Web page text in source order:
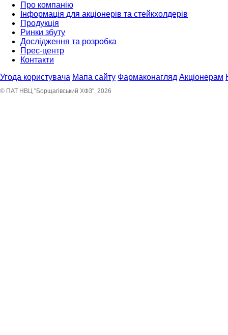
Про компанію
Інформація для акціонерів та стейкхолдерів
Продукція
Ринки збуту
Дослідження та розробка
Прес-центр
Контакти
Угода користувача Мапа сайту Фармаконагляд Акціонерам
© ПАТ НВЦ "Борщагівський ХФЗ", 2026